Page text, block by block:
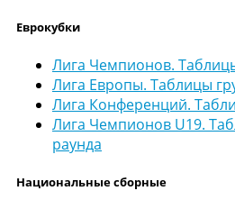
Еврокубки
Лига Чемпионов.
Лига Европы. Таблицы
Лига Конференций.
Лига Чемпионов U19.
раунда
Национальные сборные